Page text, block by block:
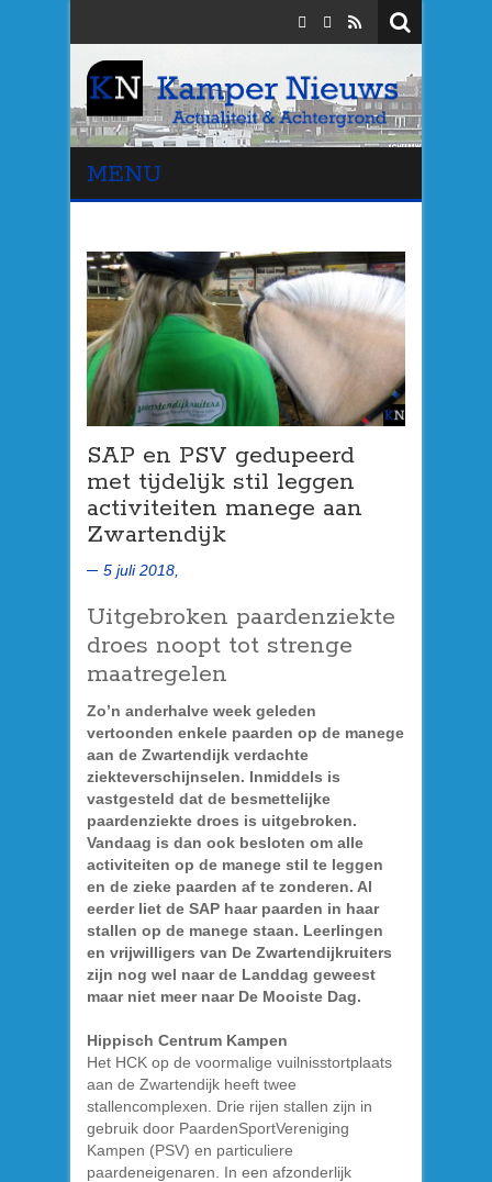
MENU
SAP en PSV gedupeerd
met tijdelijk stil leggen
activiteiten manege aan
Zwartendijk
5 juli 2018,
Uitgebroken paardenziekte
droes noopt tot strenge
maatregelen
Zo’n anderhalve week geleden
vertoonden enkele paarden op de manege
aan de Zwartendijk verdachte
ziekteverschijnselen. Inmiddels is
vastgesteld dat de besmettelijke
paardenziekte droes is uitgebroken.
Vandaag is dan ook besloten om alle
activiteiten op de manege stil te leggen
en de zieke paarden af te zonderen. Al
eerder liet de SAP haar paarden in haar
stallen op de manege staan. Leerlingen
en vrijwilligers van De Zwartendijkruiters
zijn nog wel naar de Landdag geweest
maar niet meer naar De Mooiste Dag.
Hippisch Centrum Kampen
Het HCK op de voormalige vuilnisstortplaats
aan de Zwartendijk heeft twee
stallencomplexen. Drie rijen stallen zijn in
gebruik door PaardenSportVereniging
Kampen (PSV) en particuliere
paardeneigenaren. In een afzonderlijk